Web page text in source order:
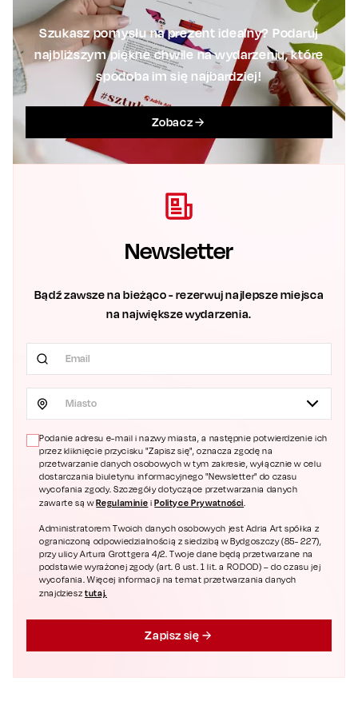
Szukasz pomysłu na prezent idealny? Podaruj
najbliższym piękne chwile na wydarzeniu, które
spodoba im się najbardziej!
Zobacz
Newsletter
Bądź zawsze na bieżąco - rezerwuj najlepsze miejsca
na największe wydarzenia.
Miasto
Podanie adresu e-mail i nazwy miasta, a następnie potwierdzenie ich
przez kliknięcie przycisku "Zapisz się", oznacza zgodę na
przetwarzanie danych osobowych w tym zakresie, wyłącznie w celu
dostarczania biuletynu informacyjnego "Newsletter" do czasu
wycofania zgody. Szczegóły dotyczące przetwarzania danych
zawarte są wRegulaminie iPolityce Prywatności.
Administratorem Twoich danych osobowych jest Adria Art spółka z
ograniczoną odpowiedzialnością z siedzibą w Bydgoszczy (85- 227),
przy ulicy Artura Grottgera 4/2. Twoje dane będą przetwarzane na
podstawie wyrażonej zgody (art. 6 ust. 1 lit. a RODOD) – do czasu jej
wycofania. Więcej informacji na temat przetwarzania danych
znajdziesztutaj.
Zapisz się